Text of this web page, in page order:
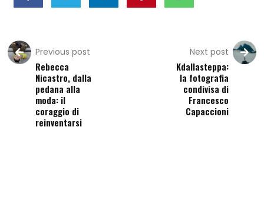
Previous post
Rebecca
Nicastro, dalla
pedana alla
moda: il
coraggio di
reinventarsi
Next post
Kdallasteppa:
la fotografia
condivisa di
Francesco
Capaccioni